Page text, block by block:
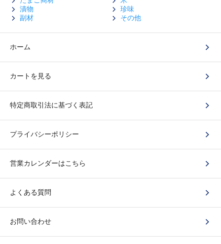
漬物
珍味
副材
その他
ホーム
カートを見る
特定商取引法に基づく表記
プライバシーポリシー
営業カレンダーはこちら
よくある質問
お問い合わせ